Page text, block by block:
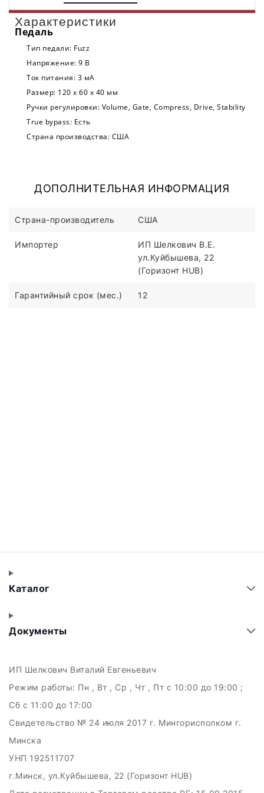
Характеристики
Педаль
Тип педали: Fuzz
Напряжение: 9 В
Ток питания: 3 мА
Размер: 120 х 60 х 40 мм
Ручки регулировки: Volume, Gate, Compress, Drive, Stability
True bypass: Есть
Страна производства: США
ДОПОЛНИТЕЛЬНАЯ ИНФОРМАЦИЯ
Страна-производитель США
Импортер
ИП Шелкович В.Е.
ул.Куйбышева, 22
(Горизонт HUB)
Гарантийный срок (мес.) 12
Каталог
Документы
ИП Шелкович Виталий Евгеньевич
Режим работы: Пн , Вт , Ср , Чт , Пт c 10:00 до 19:00 ;
Сб c 11:00 до 17:00
Свидетельство № 24 июля 2017 г. Мингорисполком г.
Минска
УНП 192511707
г.Минск, ул.Куйбышева, 22 (Горизонт HUB)